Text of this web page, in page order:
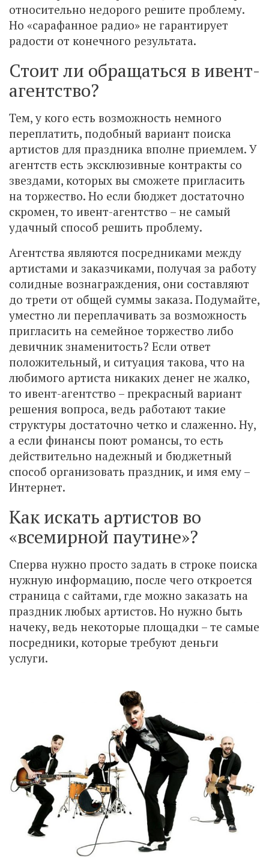
относительно недорого решите проблему.
Но «сарафанное радио» не гарантирует
радости от конечного результата.
Стоит ли обращаться в ивент-
агентство?
Тем, у кого есть возможность немного
переплатить, подобный вариант поиска
артистов для праздника вполне приемлем. У
агентств есть эксклюзивные контракты со
звездами, которых вы сможете пригласить
на торжество. Но если бюджет достаточно
скромен, то ивент-агентство – не самый
удачный способ решить проблему.
Агентства являются посредниками между
артистами и заказчиками, получая за работу
солидные вознаграждения, они составляют
до трети от общей суммы заказа. Подумайте,
уместно ли переплачивать за возможность
пригласить на семейное торжество либо
девичник знаменитость? Если ответ
положительный, и ситуация такова, что на
любимого артиста никаких денег не жалко,
то ивент-агентство – прекрасный вариант
решения вопроса, ведь работают такие
структуры достаточно четко и слаженно. Ну,
а если финансы поют романсы, то есть
действительно надежный и бюджетный
способ организовать праздник, и имя ему –
Интернет.
Как искать артистов во
«всемирной паутине»?
Сперва нужно просто задать в строке поиска
нужную информацию, после чего откроется
страница с сайтами, где можно заказать на
праздник любых артистов. Но нужно быть
начеку, ведь некоторые площадки – те самые
посредники, которые требуют деньги
услуги.